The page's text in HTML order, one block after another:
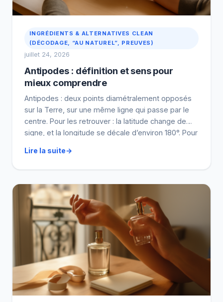
INGRÉDIENTS & ALTERNATIVES CLEAN
(DÉCODAGE, “AU NATUREL”, PREUVES)
juillet 24, 2026
Antipodes : définition et sens pour
mieux comprendre
Antipodes : deux points diamétralement opposés
sur la Terre, sur une même ligne qui passe par le
centre. Pour les retrouver : la latitude change de
signe, et la longitude se décale d’environ 180°. Pour
calculateur : il donne les coordonnées et la carte.
Lire la suite